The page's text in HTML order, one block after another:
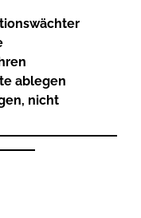
ablegen
nicht